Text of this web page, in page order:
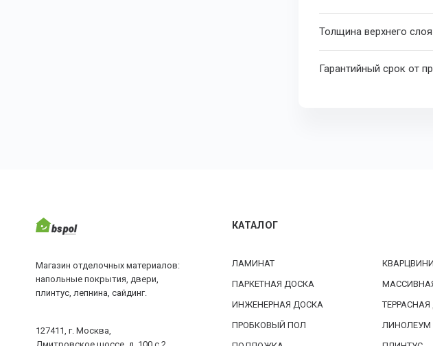
Толщина верхнего
Гарантийный срок от
Магазин отделочных материалов:
напольные покрытия, двери,
плинтус, лепнина, сайдинг.
127411, г. Москва,
КАТАЛОГ
ЛАМИНАТ
ПАРКЕТНАЯ ДОСКА
ИНЖЕНЕРНАЯ ДОСКА
ПРОБКОВЫЙ ПОЛ
ЛИНОЛЕУМ